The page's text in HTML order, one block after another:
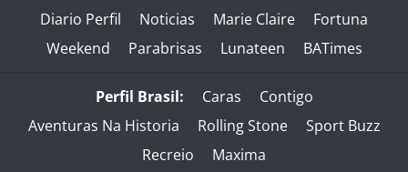
Diario Perfil Noticias Marie Claire
Fortuna
Weekend
Parabrisas Lunateen BATimes
Perfil Brasil: Caras
Contigo
Aventuras Na Historia
Rolling Stone
Sport Buzz
Recreio
Maxima